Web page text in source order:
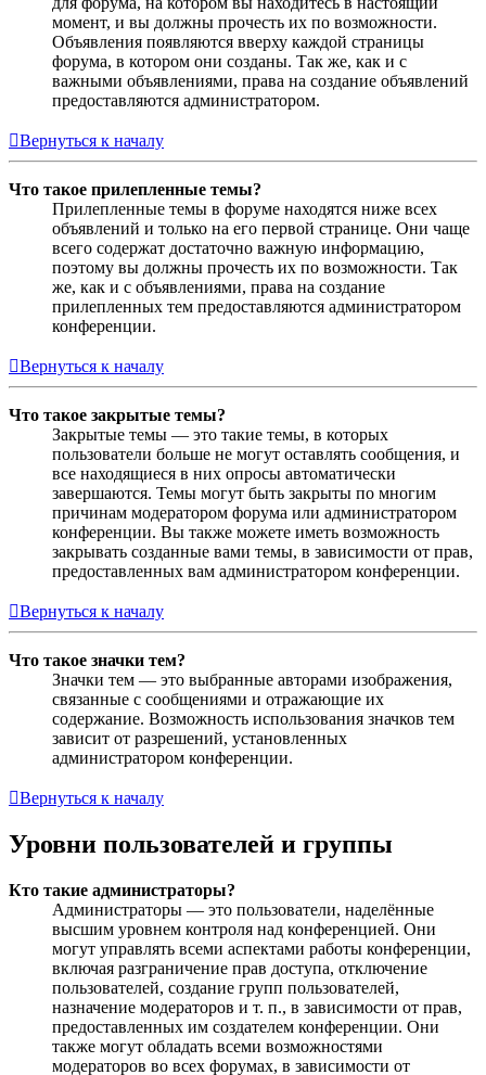
момент, и вы должны прочесть их по возможности.
Объявления появляются вверху каждой страницы
форума, в котором они созданы. Так же, как и с
важными объявлениями, права на создание объявлений
предоставляются администратором.
Вернуться к началу
Что такое прилепленные темы?
Прилепленные темы в форуме находятся ниже всех
объявлений и только на его первой странице. Они чаще
всего содержат достаточно важную информацию,
поэтому вы должны прочесть их по возможности. Так
же, как и с объявлениями, права на создание
прилепленных тем предоставляются администратором
конференции.
Вернуться к началу
Что такое закрытые темы?
Закрытые темы — это такие темы, в которых
пользователи больше не могут оставлять сообщения, и
все находящиеся в них опросы автоматически
завершаются. Темы могут быть закрыты по многим
причинам модератором форума или администратором
конференции. Вы также можете иметь возможность
закрывать созданные вами темы, в зависимости от прав,
предоставленных вам администратором конференции.
Вернуться к началу
Что такое значки тем?
Значки тем — это выбранные авторами изображения,
связанные с сообщениями и отражающие их
содержание. Возможность использования значков тем
зависит от разрешений, установленных
администратором конференции.
Вернуться к началу
Уровни пользователей и группы
Кто такие администраторы?
Администраторы — это пользователи, наделённые
высшим уровнем контроля над конференцией. Они
могут управлять всеми аспектами работы конференции,
включая разграничение прав доступа, отключение
пользователей, создание групп пользователей,
назначение модераторов и т. п., в зависимости от прав,
предоставленных им создателем конференции. Они
также могут обладать всеми возможностями
модераторов во всех форумах, в зависимости от